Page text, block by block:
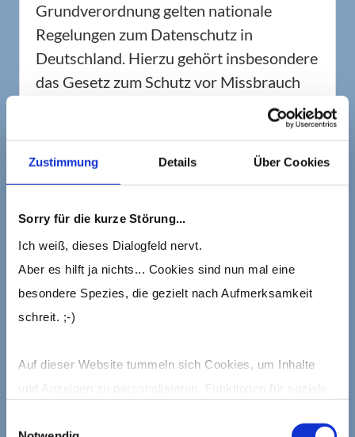
Zustimmung Details Über Cookies
Sorry für die kurze Störung...
Ich weiß, dieses Dialogfeld nervt.
Aber es hilft ja nichts... Cookies sind nun mal eine
besondere Spezies, die gezielt nach Aufmerksamkeit
schreit. ;-)
Auf dieser Website tummeln sich Cookies, um Inhalte
Grundverordnung gelten nationale
Regelungen zum Datenschutz in
Deutschland. Hierzu gehört insbesondere
das Gesetz zum Schutz vor Missbrauch
(Bundesdatenschutzgesetz – BDSG). Das
Auskunft, zum Recht auf Löschung, zum
Widerspruchsrecht, zur Verarbeitung
besonderer Kategorien
personenbezogener Daten, zur
Verarbeitung für andere Zwecke und zur
Entscheidungsfindung im Einzelfall